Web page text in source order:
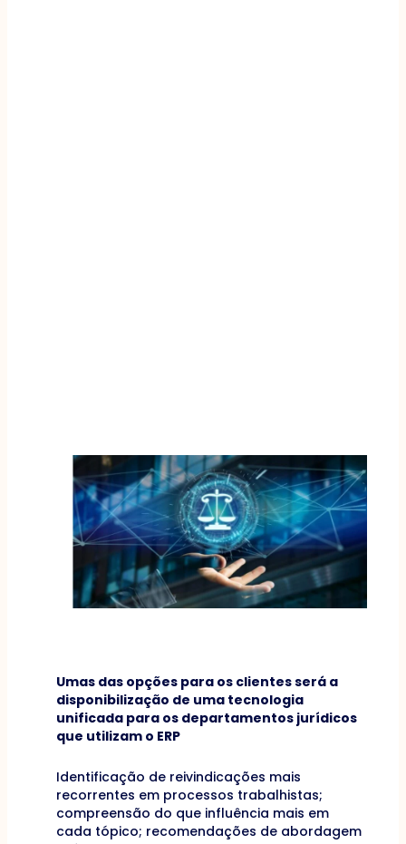
Umas das opções para os clientes será a
disponibilização de uma tecnologia
unificada para os departamentos jurídicos
que utilizam o ERP
Identificação de reivindicações mais
recorrentes em processos trabalhistas;
compreensão do que influência mais em
cada tópico; recomendações de abordagem